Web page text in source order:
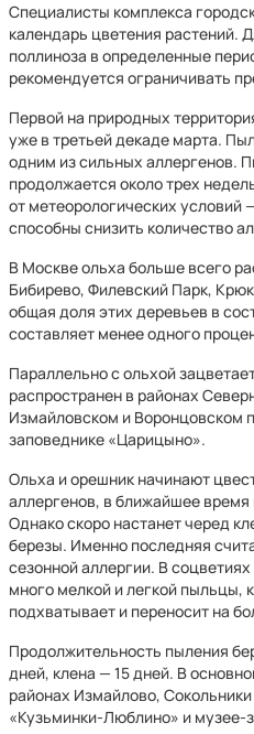
Специалисты комплекса
календарь цветения растений.
поллиноза в определенные
рекомендуется ограничивать
Первой на природных
уже в третьей декаде марта.
одним из сильных аллергенов.
продолжается около трех
от метеорологических условий
способны снизить количество
В Москве ольха больше всего
Бибирево, Филевский Парк,
общая доля этих деревьев в
составляет менее одного
Параллельно с ольхой
распространен в районах
Измайловском и Воронцовском
заповеднике «Царицыно».
Ольха и орешник начинают
аллергенов, в ближайшее время
Однако скоро настанет черед
березы. Именно последняя
сезонной аллергии. В
много мелкой и легкой пыльцы,
подхватывает и переносит на
Продолжительность пыления
дней, клена — 15 дней. В
районах Измайлово,
«Кузьминки-Люблино» и музее-